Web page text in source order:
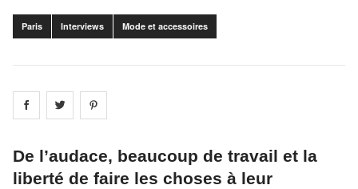
Paris Interviews Mode et accessoires
Share on facebook
Share on
De l’audace, beaucoup de travail et la
liberté de faire les choses à leur